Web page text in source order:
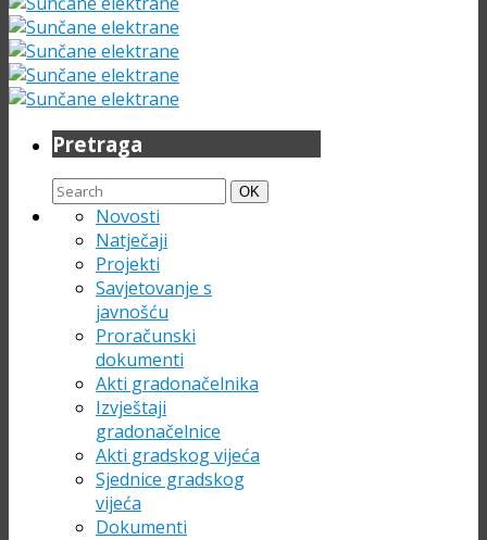
Pretraga
Search
for:
Search
OK
Novosti
Natječaji
Projekti
Savjetovanje s
javnošću
Proračunski
dokumenti
Akti gradonačelnika
Izvještaji
gradonačelnice
Akti gradskog vijeća
Sjednice gradskog
vijeća
Dokumenti